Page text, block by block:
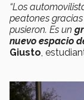
“Los
peatones
pusieron. Es un
nuevo espacio
Giusto ,